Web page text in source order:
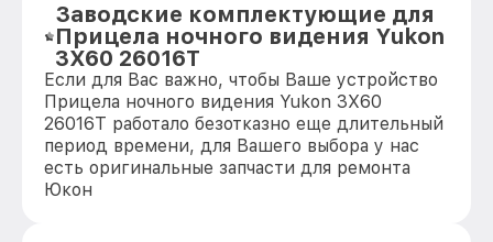
Заводские комплектующие для
Прицела ночного видения Yukon
3Х60 26016Т
Если для Вас важно, чтобы Ваше устройство
Прицела ночного видения Yukon 3Х60
26016Т работало безотказно еще длительный
период времени, для Вашего выбора у нас
есть оригинальные запчасти для ремонта
Юкон